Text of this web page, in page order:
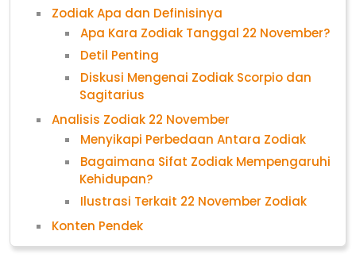
Zodiak Apa dan Definisinya
Apa Kara Zodiak Tanggal 22 November?
Detil Penting
Diskusi Mengenai Zodiak Scorpio dan
Sagitarius
Analisis Zodiak 22 November
Menyikapi Perbedaan Antara Zodiak
Bagaimana Sifat Zodiak Mempengaruhi
Kehidupan?
Ilustrasi Terkait 22 November Zodiak
Konten Pendek